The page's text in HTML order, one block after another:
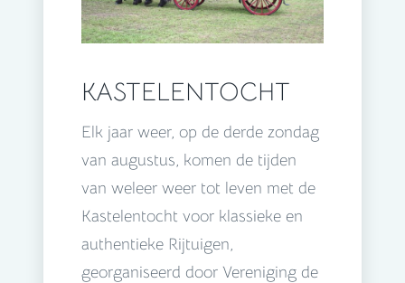
KASTELENTOCHT
Elk jaar weer, op de derde zondag
van augustus, komen de tijden
van weleer weer tot leven met de
Kastelentocht voor klassieke en
authentieke Rijtuigen,
georganiseerd door Vereniging de